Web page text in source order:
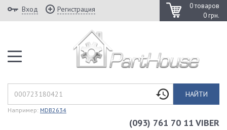
0 товаров
0 грн.
Вход Регистрация
НАЙТИ
Например: MDB2634
(093) 761 70 11 VIBER